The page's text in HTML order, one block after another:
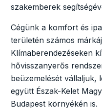
szakemberek
Cégünk a komfort és
területén számos
Klímaberendezéseken
hővisszanyerős
beüzemelését vállaljuk,
együtt Észak-Kelet
Budapest környékén is.